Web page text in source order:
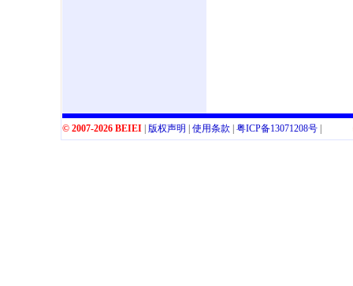
© 2007-2026 BEIEI| 版权声明 使用条款 粤ICP备13071208号|